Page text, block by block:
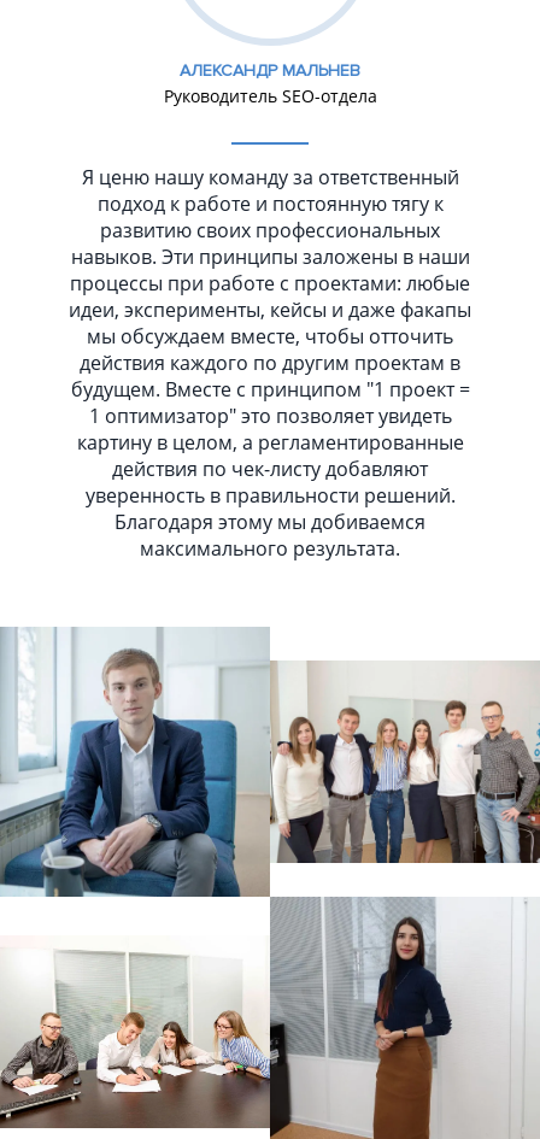
АЛЕКСАНДР МАЛЬНЕВ
Руководитель SEO-отдела
Я ценю нашу команду за ответственный
подход к работе и постоянную тягу к
развитию своих профессиональных
навыков. Эти принципы заложены в наши
процессы при работе с проектами: любые
идеи, эксперименты, кейсы и даже факапы
мы обсуждаем вместе, чтобы отточить
действия каждого по другим проектам в
будущем. Вместе с принципом "1 проект =
1 оптимизатор" это позволяет увидеть
картину в целом, а регламентированные
действия по чек-листу добавляют
уверенность в правильности решений.
Благодаря этому мы добиваемся
максимального результата.